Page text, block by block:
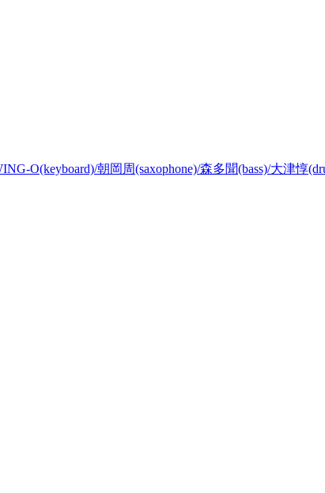
O(keyboard)/朝岡周(saxophone)/森多聞(bass)/大津惇